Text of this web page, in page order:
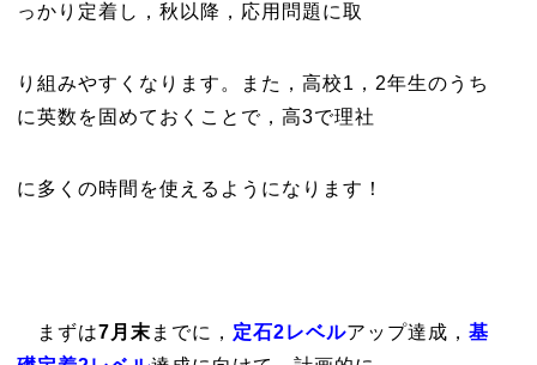
っかり定着し，秋以降，応用問題に取
り組みやすくなります。また，高校1，2年生のうち
に英数を固めておくことで，高3で理社
に多くの時間を使えるようになります！
まずは7月末 までに， 定石2レベルアップ達成， 基